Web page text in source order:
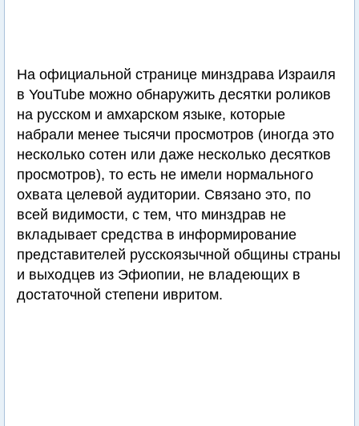
На официальной странице минздрава Израиля
в YouTube можно обнаружить десятки роликов
на русском и амхарском языке, которые
набрали менее тысячи просмотров (иногда это
несколько сотен или даже несколько десятков
просмотров), то есть не имели нормального
охвата целевой аудитории. Связано это, по
всей видимости, с тем, что минздрав не
вкладывает средства в информирование
представителей русскоязычной общины страны
и выходцев из Эфиопии, не владеющих в
достаточной степени ивритом.